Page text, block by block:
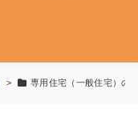
専用住宅（一般住宅）の